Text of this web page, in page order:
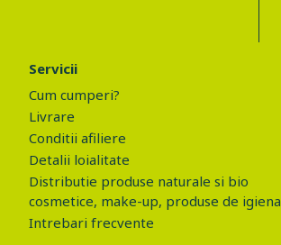
Servicii
Cum cumperi?
Livrare
Conditii afiliere
Detalii loialitate
Distributie produse naturale si bio
cosmetice, make-up, produse de igiena
Intrebari frecvente